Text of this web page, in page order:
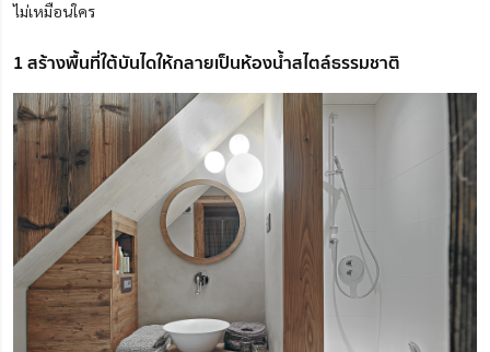
ไม่เหมือนใคร
1 สร้างพื้นที่ใต้บันไดให้กลายเป็นห้องน้ำสไตล์ธรรมชาติ